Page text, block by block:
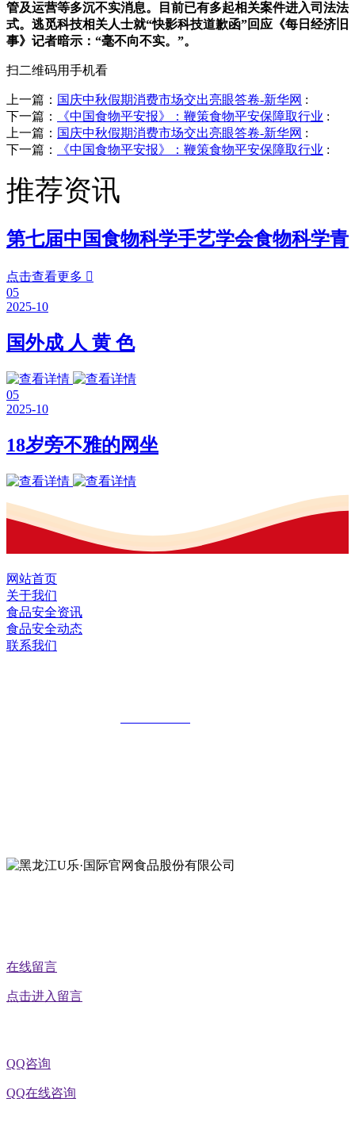
管及运营等多沉不实消息。目前已有多起相关案件进入司法法
式。逃觅科技相关人士就“快影科技道歉函”回应《每日经济旧
事》记者暗示：“毫不向不实。”。
扫二维码用手机看
上一篇： 国庆中秋假期消费市场交出亮眼答卷-新华网 :
下一篇：
《中国食物平安报》：鞭策食物平安保障取行业 :
上一篇： 国庆中秋假期消费市场交出亮眼答卷-新华网 :
下一篇：
《中国食物平安报》：鞭策食物平安保障取行业 :
推荐资讯
第七届中国食物科学手艺学会食物科学青
点击查看更多 
05
2025-10
国外成 人 黄 色
05
2025-10
18岁旁不雅的网坐
网站首页
关于我们
食品安全资讯
食品安全动态
联系我们
在线留言
点击进入留言
QQ咨询
QQ在线咨询